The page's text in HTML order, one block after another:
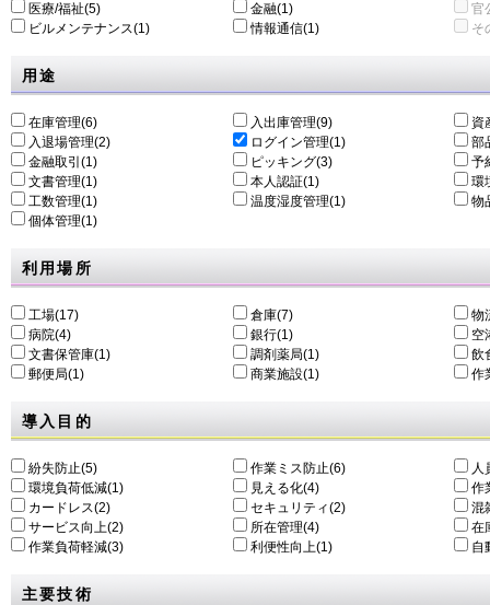
医療/福祉(5)
金融(1)
官
ビルメンテナンス(1)
情報通信(1) そ
用途
在庫管理(6) 入出庫管理(9)
資
入退場管理(2)
ログイン管理(1)
部
金融取引(1)
ピッキング(3)
予
文書管理(1)
本人認証(1)
環
工数管理(1)
温度湿度管理(1)
物
個体管理(1)
利用場所
工場(17) 倉庫(7)
物
病院(4)
銀行(1)
空
文書保管庫(1)
調剤薬局(1)
飲
郵便局(1)
商業施設(1) 作
導入目的
紛失防止(5) 作業ミス防止(6)
人
環境負荷低減(1)
⾒える化(4)
作
カードレス(2)
セキュリティ(2)
混
サービス向上(2)
所在管理(4)
在
作業負荷軽減(3)
利便性向上(1) 自
主要技術